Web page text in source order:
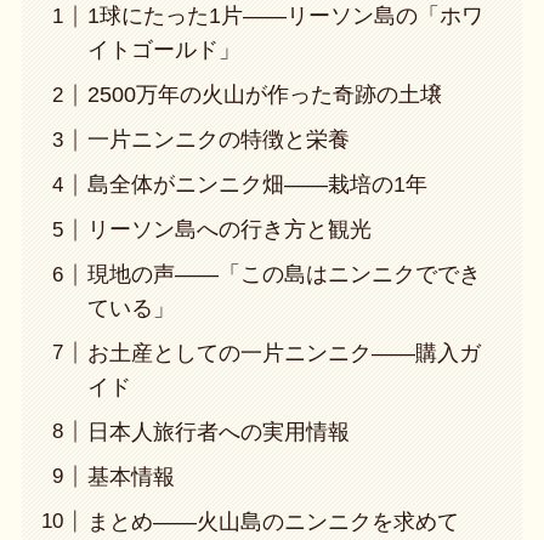
1球にたった1片——リーソン島の「ホワ
イトゴールド」
2500万年の火山が作った奇跡の土壌
一片ニンニクの特徴と栄養
島全体がニンニク畑——栽培の1年
リーソン島への行き方と観光
現地の声——「この島はニンニクででき
ている」
お土産としての一片ニンニク——購入ガ
イド
日本人旅行者への実用情報
基本情報
まとめ——火山島のニンニクを求めて